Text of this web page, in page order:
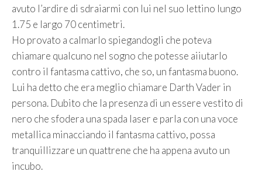
avuto l’ardire di sdraiarmi con lui nel suo lettino lungo
1.75 e largo 70 centimetri.
Ho provato a calmarlo spiegandogli che poteva
chiamare qualcuno nel sogno che potesse aiiutarlo
contro il fantasma cattivo, che so, un fantasma buono.
Lui ha detto che era meglio chiamare Darth Vader in
persona. Dubito che la presenza di un essere vestito di
nero che sfodera una spada laser e parla con una voce
metallica minacciando il fantasma cattivo, possa
tranquillizzare un quattrene che ha appena avuto un
incubo.